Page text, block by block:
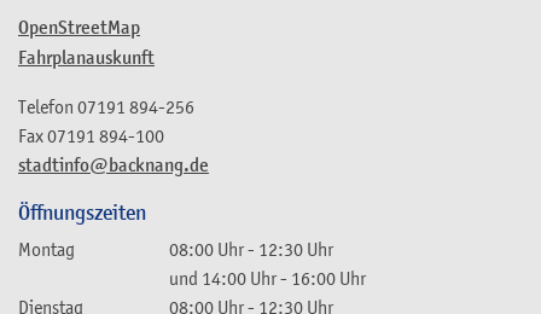
OpenStreetMap
Fahrplanauskunft
stadtinfo@backnang.de
Telefon 07191 894-256
Fax07191 894-100
Öffnungszeiten
Montag 08:00 Uhr- 12:30 Uhr
und 14:00 Uhr- 16:00 Uhr
Dienstag
08:00 Uhr- 12:30 Uhr